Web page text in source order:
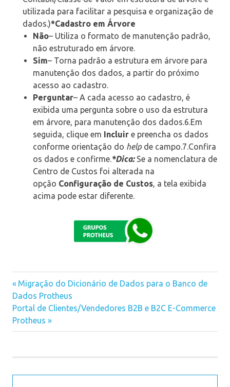
utilizada para facilitar a pesquisa e organização de
dados.)*Cadastro em Árvore
Não– Utiliza o formato de manutenção padrão,
não estruturado em árvore.
Sim– Torna padrão a estrutura em árvore para
manutenção dos dados, a partir do próximo
acesso ao cadastro.
Perguntar– A cada acesso ao cadastro, é
exibida uma pergunta sobre o uso da estrutura
em árvore, para manutenção dos dados.6.Em
seguida, clique em Incluir e preencha os dados
conforme orientação do help de campo.7.Confira
os dados e confirme.*Dica: Se a nomenclatura de
Centro de Custos foi alterada na
opção Configuração de Custos, a tela exibida
acima pode estar diferente.
Navegação
de
Post
Previous
Post:
Migração do Dicionário de Dados para o Banco de
Dados Protheus
Next
Post:
Portal de Clientes/Vendedores B2B e B2C E-Commerce
Protheus